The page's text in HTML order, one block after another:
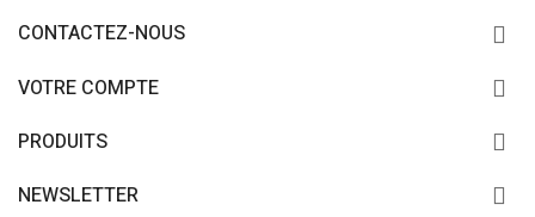
CONTACTEZ-NOUS
VOTRE COMPTE
PRODUITS
NEWSLETTER